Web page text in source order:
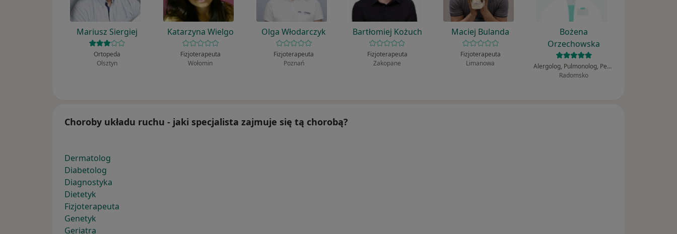
Mariusz Siergiej
Ortopeda
Olsztyn
Katarzyna Wielgo
Fizjoterapeuta
Wołomin
Olga Włodarczyk
Fizjoterapeuta
Poznań
Bartłomiej Kożuch
Fizjoterapeuta
Zakopane
Maciej Bulanda
Fizjoterapeuta
Limanowa
Bożena
Orzechowska
Alergolog, Pulmonolog, Pediatra
Radomsko
Choroby układu ruchu - jaki specjalista zajmuje się tą chorobą?
Dermatolog
Diabetolog
Diagnostyka
Dietetyk
Fizjoterapeuta
Genetyk
Geriatra